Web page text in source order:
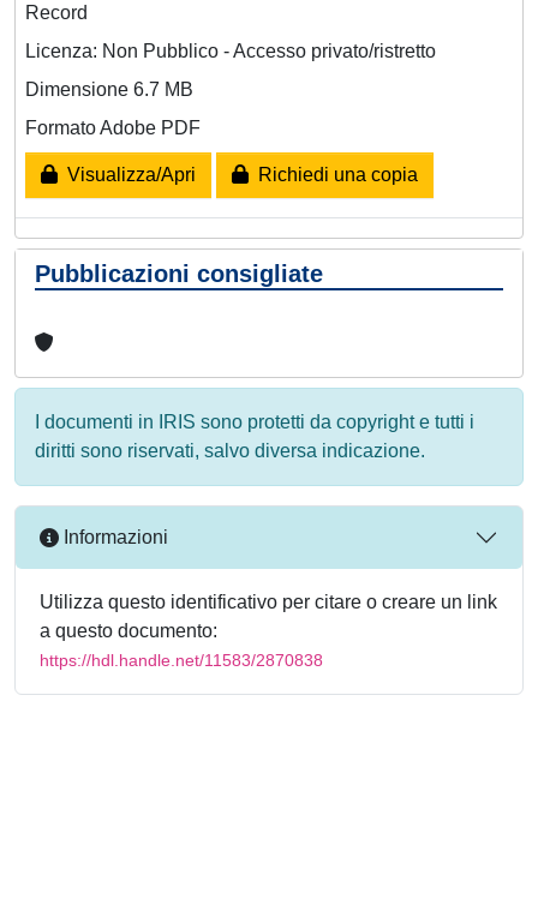
Record
Licenza: Non Pubblico - Accesso privato/ristretto
Dimensione 6.7 MB
Formato Adobe PDF
Visualizza/Apri Richiedi una copia
Pubblicazioni consigliate
I documenti in IRIS sono protetti da copyright e tutti i
diritti sono riservati, salvo diversa indicazione.
Informazioni
Utilizza questo identificativo per citare o creare un link
a questo documento:
https://hdl.handle.net/11583/2870838